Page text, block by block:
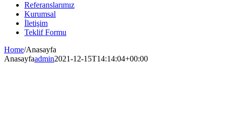
Referanslarımız
Kurumsal
İletişim
Teklif Formu
Home/Anasayfa
Anasayfaadmin2021-12-15T14:14:04+00:00